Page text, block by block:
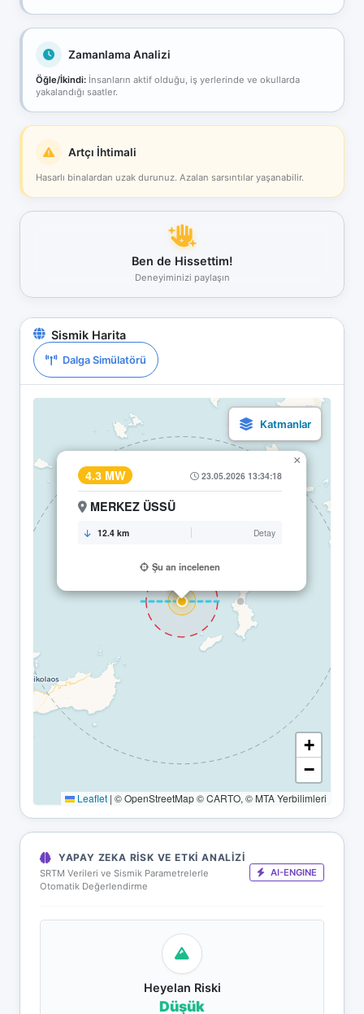
Zamanlama Analizi
Öğle/İkindi: İnsanların aktif olduğu, iş yerlerinde ve okullarda
yakalandığı saatler.
Artçı İhtimali
Hasarlı binalardan uzak durunuz. Azalan sarsıntılar yaşanabilir.
Ben de Hissettim!
Deneyiminizi paylaşın
Sismik Harita
Dalga Simülatörü
4.3 MW 23.05.2026 13:34:18
MERKEZ ÜSSÜ
12.4 km Detay
Şu an incelenen
×
+
−
Leaflet | © OpenStreetMap © CARTO, © MTA Yerbilimleri
YAPAY ZEKA RISK VE ETKI ANALIZI
SRTM Verileri ve Sismik Parametrelerle
Otomatik Değerlendirme
AI-ENGINE
Heyelan Riski
Düşük